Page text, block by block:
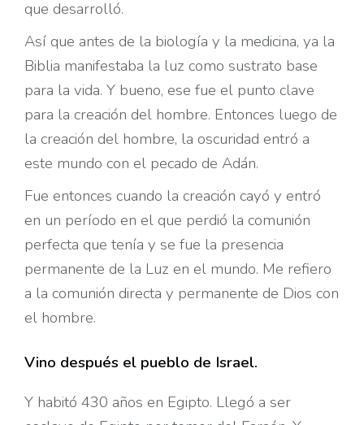
que desarrolló.
Así que antes de la biología y la medicina, ya la
Biblia manifestaba la luz como sustrato base
para la vida. Y bueno, ese fue el punto clave
para la creación del hombre. Entonces luego de
la creación del hombre, la oscuridad entró a
este mundo con el pecado de Adán.
Fue entonces cuando la creación cayó y entró
en un período en el que perdió la comunión
perfecta que tenía y se fue la presencia
permanente de la Luz en el mundo. Me refiero
a la comunión directa y permanente de Dios con
el hombre.
Vino después el pueblo de Israel.
Y habitó 430 años en Egipto. Llegó a ser